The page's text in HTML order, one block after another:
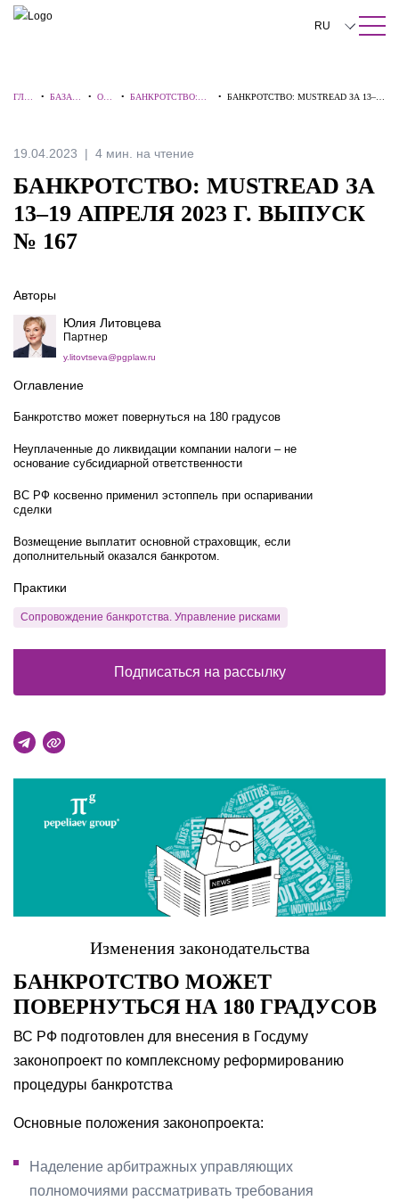
ПОИСК ПО САЙТУ Закрыть
RU
中文
Italiano
ГЛА
•БАЗА
• ОБЗ
•БАНКРОТСТВО:
• БАНКРОТСТВО: MUSTREAD ЗА 13–19
19.04.2023 4 мин. на чтение
БАНКРОТСТВО: MUSTREAD ЗА
13–19 АПРЕЛЯ 2023 Г. ВЫПУСК
№ 167
Изменения законодательства
БАНКРОТСТВО МОЖЕТ
ПОВЕРНУТЬСЯ НА 180 ГРАДУСОВ
ВС РФ подготовлен для внесения в Госдуму
законопроект по комплексному реформированию
процедуры банкротства
Основные положения законопроекта:
Наделение арбитражных управляющих
полномочиями рассматривать требования
Авторы
Юлия Литовцева
Партнер
y.litovtseva@pgplaw.ru
Оглавление
Банкротство может повернуться на 180 градусов
Неуплаченные до ликвидации компании налоги – не
основание субсидиарной ответственности
ВС РФ косвенно применил эстоппель при оспаривании
сделки
Возмещение выплатит основной страховщик, если
дополнительный оказался банкротом.
Практики
Сопровождение банкротства. Управление рисками
Подписаться на рассылку